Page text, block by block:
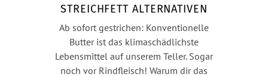
STREICHFETT ALTERNATIVEN
Ab sofort gestrichen: Konventionelle
Butter ist das klimaschädlichste
Lebensmittel auf unserem Teller. Sogar
noch vor Rindfleisch! Warum dir das